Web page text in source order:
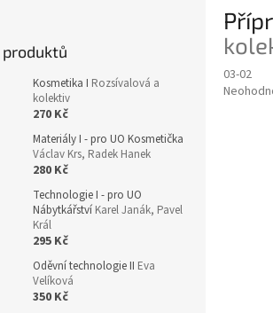
produktů
Kosmetika I Rozsívalová a
kolektiv
270 Kč
Materiály I - pro UO Kosmetička
Václav Krs, Radek Hanek
280 Kč
Technologie I - pro UO
Nábytkářství Karel Janák, Pavel
Král
295 Kč
Oděvní technologie II Eva
Velíková
350 Kč
03-02